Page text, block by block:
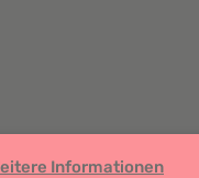
Informationen